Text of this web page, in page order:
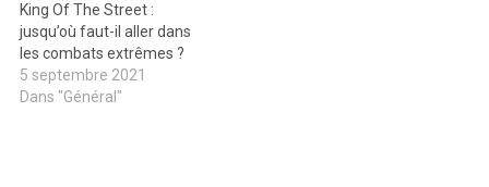
King Of The Street :
jusqu’où faut-il aller dans
les combats extrêmes ?
5 septembre 2021
Dans "Général"